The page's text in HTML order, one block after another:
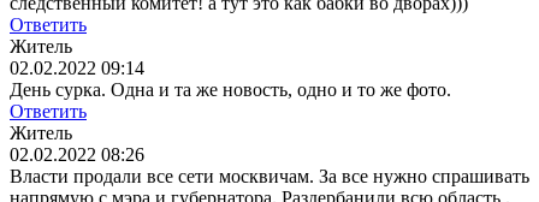
Ответить
Житель
02.02.2022 09:14
День сурка. Одна и та же новость, одно и то же фото.
Ответить
Житель
02.02.2022 08:26
Власти продали все сети москвичам. За все нужно спрашивать